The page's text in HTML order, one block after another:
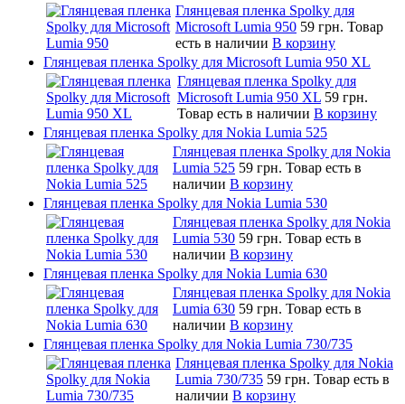
Глянцевая пленка Spolky для
Microsoft Lumia 950 59 грн. Товар
есть в наличии В корзину
Глянцевая пленка Spolky для Microsoft Lumia 950 XL
Глянцевая пленка Spolky для
Microsoft Lumia 950 XL 59 грн.
Товар есть в наличии В корзину
Глянцевая пленка Spolky для Nokia Lumia 525
Глянцевая пленка Spolky для Nokia
Lumia 525 59 грн. Товар есть в
наличии В корзину
Глянцевая пленка Spolky для Nokia Lumia 530
Глянцевая пленка Spolky для Nokia
Lumia 530 59 грн. Товар есть в
наличии В корзину
Глянцевая пленка Spolky для Nokia Lumia 630
Глянцевая пленка Spolky для Nokia
Lumia 630 59 грн. Товар есть в
наличии В корзину
Глянцевая пленка Spolky для Nokia Lumia 730/735
Глянцевая пленка Spolky для Nokia
Lumia 730/735 59 грн. Товар есть в
наличии В корзину